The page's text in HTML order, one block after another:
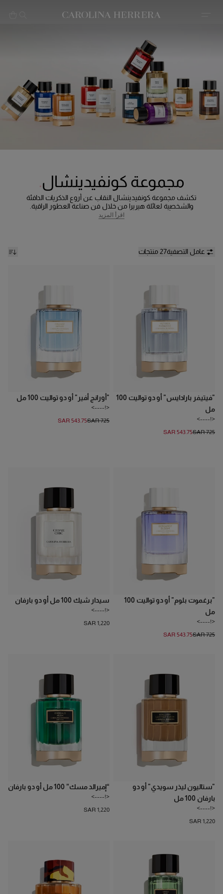
بيان إمكانية الوصول (الرابط)
مجموعة كونفيدينشال
تكشف مجموعة كونفيدينشال النقاب عن أروع الذكريات الدافئة
والشخصية لعائلة هيريرا من خلال فن صناعة العطور الراقية.
وباستخدام أجود المكونات في العالم، تستمد هذه المجموعة الفخمة
اقرأ المزيد
عامل التصفية27 منتجات
"فيتيفر بارادايس" أو دو تواليت 100
مل
<!---->
SAR 725
SAR 543.75
"أورانج أفير" أو دو تواليت 100 مل
<!---->
SAR 725
SAR 543.75
"برغموت بلوم" أو دو تواليت 100
مل
<!---->
SAR 725
SAR 543.75
سيدار شيك 100 مل أو دو بارفان
<!---->
SAR 1,220
"ستاليون ليذر سويدي" أو دو
بارفان 100 مل
<!---->
SAR 1,220
“إميرالد مسك” 100 مل أو دو بارفان
<!---->
SAR 1,220
The Epitome of Luxury